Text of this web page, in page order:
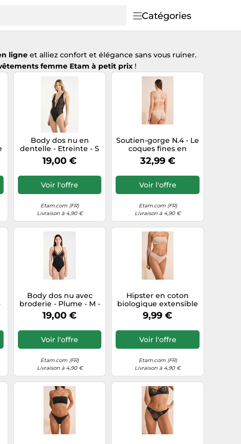
Catégories
ligne et alliez confort et élégance sans vous ruiner.
femme Etam à petit prix !
Body dos nu en
dentelle - Etreinte - S
- Noir - Femme - Etam
19,00 €
Voir l'offre
Etam.com (FR)
Livraison à 4,90 €
Soutien-gorge N.4 - Le
coques fines en
dentelle - Aura - 90D -
Lin - Femme - Etam
32,99 €
Voir l'offre
Etam.com (FR)
Livraison à 4,90 €
Body dos nu avec
broderie - Plume - M -
Noir - Femme - Etam
19,00 €
Voir l'offre
Etam.com (FR)
Livraison à 4,90 €
Hipster en coton
biologique extensible
- Coton 360 - M - Lin -
Femme - Etam
9,99 €
Voir l'offre
Etam.com (FR)
Livraison à 4,90 €